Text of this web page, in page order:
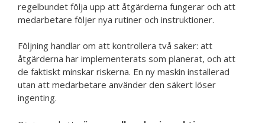
regelbundet följa upp att åtgärderna fungerar och att
medarbetare följer nya rutiner och instruktioner.
Följning handlar om att kontrollera två saker: att
åtgärderna har implementerats som planerat, och att
de faktiskt minskar riskerna. En ny maskin installerad
utan att medarbetare använder den säkert löser
ingenting.